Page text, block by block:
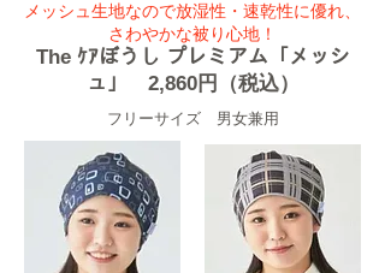
メッシュ生地なので放湿性・速乾性に優れ、
さわやかな被り心地！
​The ｹｱぼうし プレミアム「メッシ
ュ」 2,860円（税込）
​フリーサイズ 男女兼用